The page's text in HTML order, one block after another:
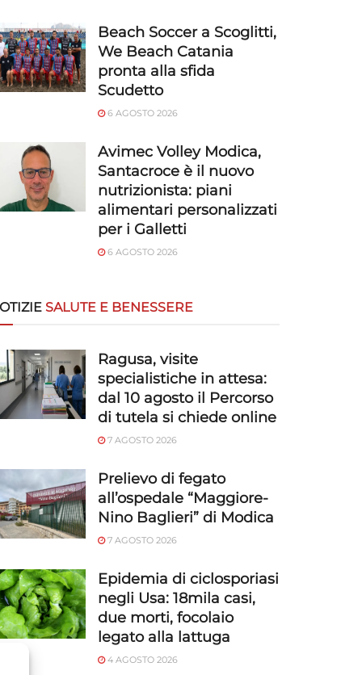
Beach Soccer a Scoglitti,
We Beach Catania
pronta alla sfida
Scudetto
6 AGOSTO 2026
Avimec Volley Modica,
Santacroce è il nuovo
nutrizionista: piani
alimentari personalizzati
per i Galletti
6 AGOSTO 2026
SALUTE E BENESSERE
Ragusa, visite
specialistiche in attesa:
dal 10 agosto il Percorso
di tutela si chiede online
7 AGOSTO 2026
Prelievo di fegato
all’ospedale “Maggiore-
Nino Baglieri” di Modica
7 AGOSTO 2026
Epidemia di ciclosporiasi
negli Usa: 18mila casi,
due morti, focolaio
legato alla lattuga
4 AGOSTO 2026